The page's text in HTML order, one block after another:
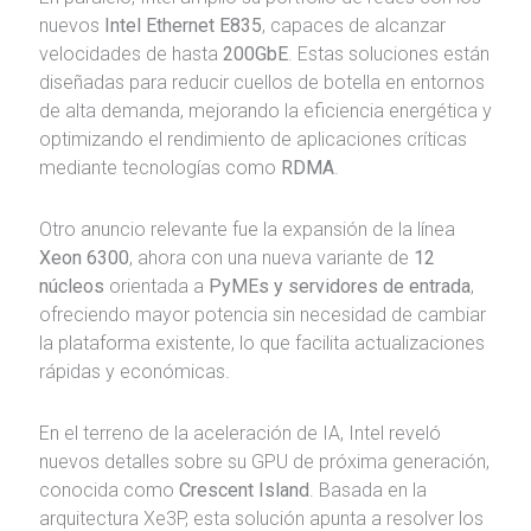
nuevos Intel Ethernet E835, capaces de alcanzar
velocidades de hasta 200GbE. Estas soluciones están
diseñadas para reducir cuellos de botella en entornos
de alta demanda, mejorando la eficiencia energética y
optimizando el rendimiento de aplicaciones críticas
mediante tecnologías como RDMA.
Otro anuncio relevante fue la expansión de la línea
Xeon 6300, ahora con una nueva variante de 12
núcleos orientada a PyMEs y servidores de entrada,
ofreciendo mayor potencia sin necesidad de cambiar
la plataforma existente, lo que facilita actualizaciones
rápidas y económicas.
En el terreno de la aceleración de IA, Intel reveló
nuevos detalles sobre su GPU de próxima generación,
conocida como Crescent Island . Basada en la
arquitectura Xe3P, esta solución apunta a resolver los